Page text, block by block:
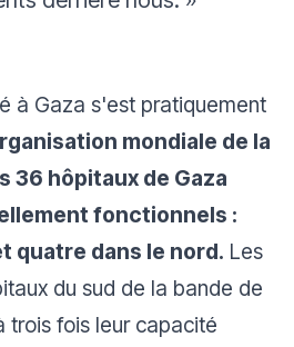
à Gaza s'est pratiquement
mondiale de la
36 hôpitaux de Gaza
fonctionnels :
quatre dans le nord. Les
du sud de la bande de
trois fois leur capacité